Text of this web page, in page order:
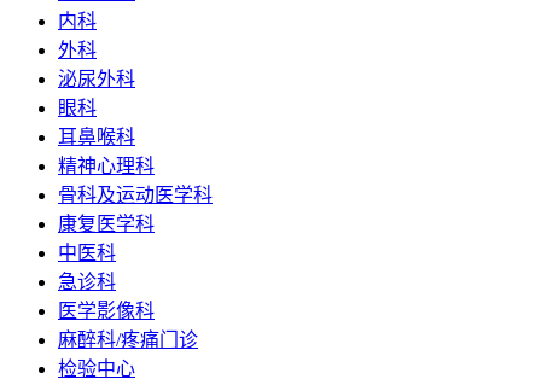
内科
外科
泌尿外科
眼科
耳鼻喉科
精神心理科
骨科及运动医学科
康复医学科
中医科
急诊科
医学影像科
麻醉科/疼痛门诊
检验中心